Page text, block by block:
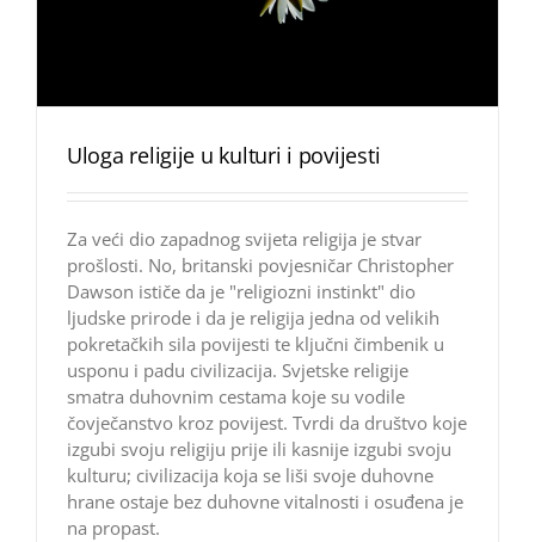
Uloga religije u kulturi i povijesti
Za veći dio zapadnog svijeta religija je stvar
prošlosti. No, britanski povjesničar Christopher
Dawson ističe da je "religiozni instinkt" dio
ljudske prirode i da je religija jedna od velikih
pokretačkih sila povijesti te ključni čimbenik u
usponu i padu civilizacija. Svjetske religije
smatra duhovnim cestama koje su vodile
čovječanstvo kroz povijest. Tvrdi da društvo koje
izgubi svoju religiju prije ili kasnije izgubi svoju
kulturu; civilizacija koja se liši svoje duhovne
hrane ostaje bez duhovne vitalnosti i osuđena je
na propast.